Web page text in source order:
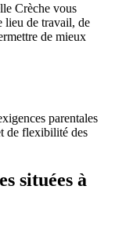
Crèche vous
lieu de travail, de
de mieux
parentales
de flexibilité des
situées à